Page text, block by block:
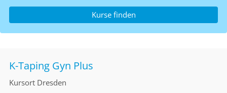
K-Taping Gyn Plus
Kursort Dresden